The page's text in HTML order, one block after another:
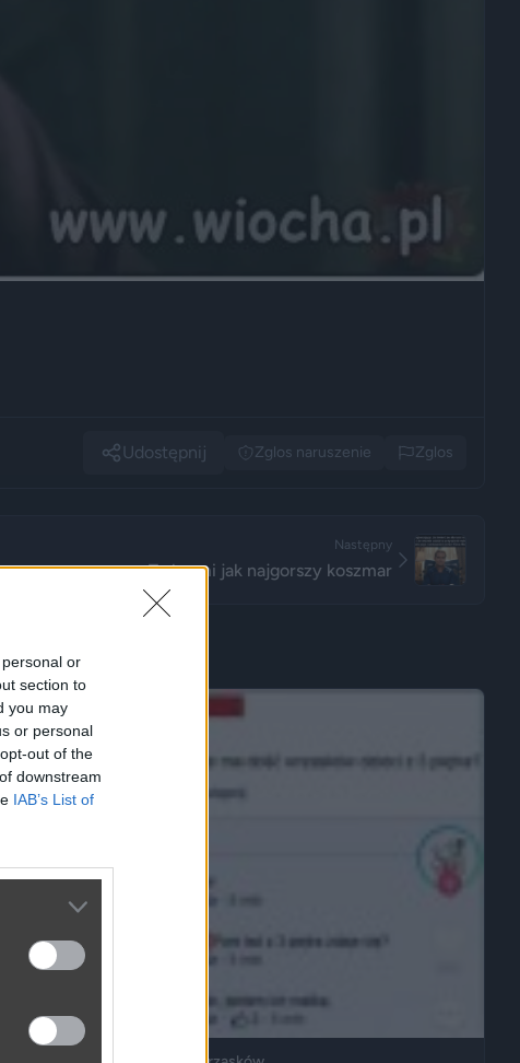
or
section to
you may
or personal
out of the
downstream
IAB’s List of
Udostępnij Zglos naruszenie Zglos
Następny
To brzmi jak najgorszy koszmar